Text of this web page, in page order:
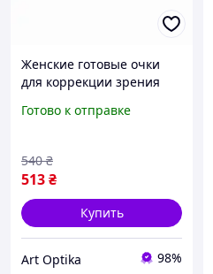
Женские готовые очки
для коррекции зрения
металлическая оправа
Gvest 24415-C3
Готово к отправке
513₴
540 ₴
Купить
Art Optika 98%